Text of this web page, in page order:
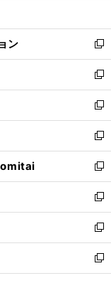
開
く
ウ
で
開
く
ン
ド
ウ
で
開
く
ウ
ィ
ン
ド
ウ
で
開
く
ン
新
し
い
ウ
ィ
ン
ド
ウ
で
開
く
新
し
い
ウ
ィ
ン
ド
ウ
で
開
く
新
し
い
ウ
ィ
ン
ド
ウ
で
開
く
新
し
い
ウ
ィ
ン
ド
ウ
で
開
新
し
い
ウ
ィ
ン
ド
ウ
新
し
い
ウ
ィ
ン
新
し
い
ウ
新
し